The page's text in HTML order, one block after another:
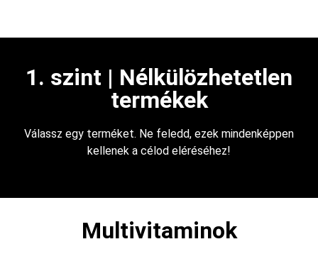
1. szint | Nélkülözhetetlen
termékek
Válassz egy terméket. Ne feledd, ezek mindenképpen
kellenek a célod eléréséhez!
Multivitaminok